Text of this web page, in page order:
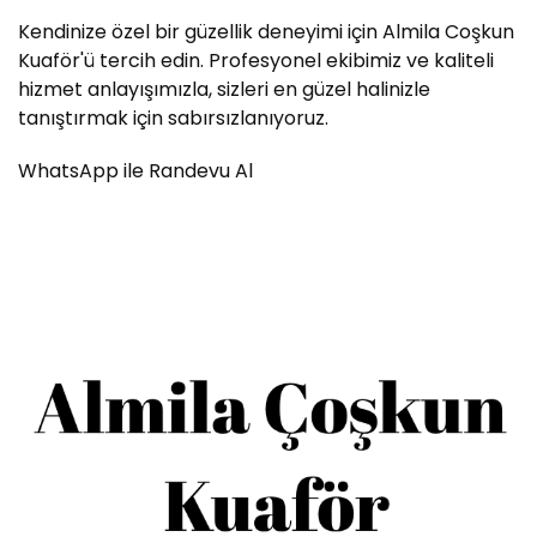
Kendinize özel bir güzellik deneyimi için Almila Coşkun
Kuaför'ü tercih edin. Profesyonel ekibimiz ve kaliteli
hizmet anlayışımızla, sizleri en güzel halinizle
tanıştırmak için sabırsızlanıyoruz.
WhatsApp ile Randevu Al